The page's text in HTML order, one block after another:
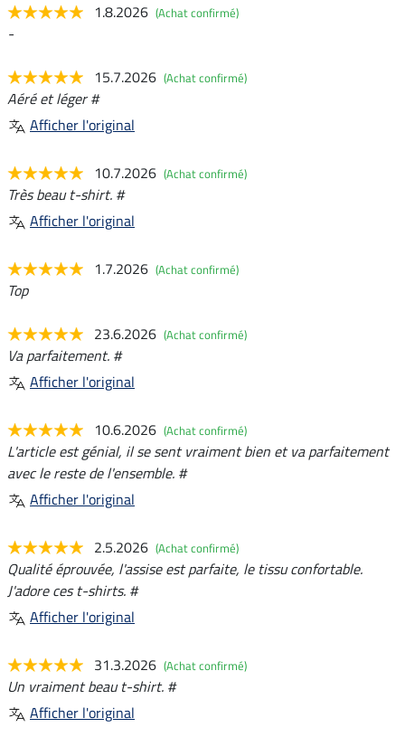
1.8.2026 (Achat confirmé)
-
15.7.2026 (Achat confirmé)
Aéré et léger #
Afficher l'original
10.7.2026 (Achat confirmé)
Très beau t-shirt. #
Afficher l'original
1.7.2026 (Achat confirmé)
Top
23.6.2026 (Achat confirmé)
Va parfaitement. #
Afficher l'original
10.6.2026 (Achat confirmé)
L'article est génial, il se sent vraiment bien et va parfaitement
avec le reste de l'ensemble. #
Afficher l'original
2.5.2026 (Achat confirmé)
Qualité éprouvée, l'assise est parfaite, le tissu confortable.
J'adore ces t-shirts. #
Afficher l'original
31.3.2026 (Achat confirmé)
Un vraiment beau t-shirt. #
Afficher l'original